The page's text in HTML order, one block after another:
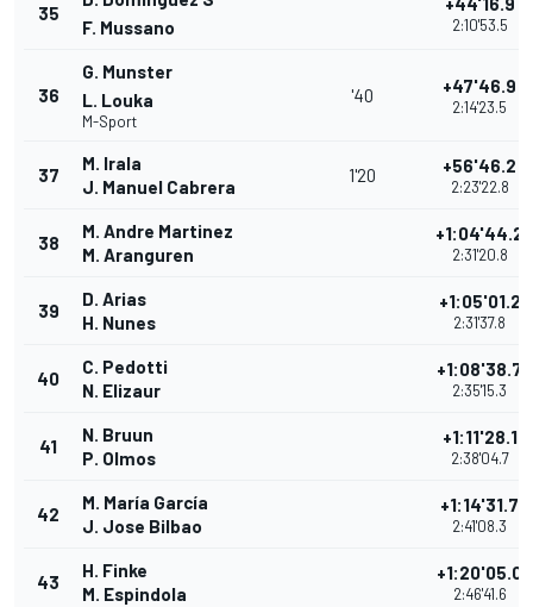
35
F. Mussano
2:10'53.5
36
G. Munster
L. Louka
M-Sport
'40 +47'46.9
2:14'23.5
37
M. Irala
J. Manuel Cabrera
1'20 +56'46.2
2:23'22.8
38
M. Andre Martinez
M. Aranguren
+1:04'44.2
2:31'20.8
39
D. Arias
H. Nunes
+1:05'01.2
2:31'37.8
40
C. Pedotti
N. Elizaur
+1:08'38.7
2:35'15.3
41
N. Bruun
P. Olmos
+1:11'28.1
2:38'04.7
42
M. María García
J. Jose Bilbao
+1:14'31.7
2:41'08.3
43
H. Finke
M. Espindola
+1:20'05.0
2:46'41.6